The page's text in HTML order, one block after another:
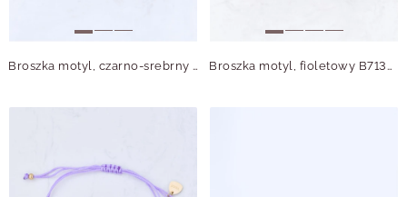
Broszka motyl, czarno-srebrny B713700S00 Broszka motyl, fioletowy B713695Z00